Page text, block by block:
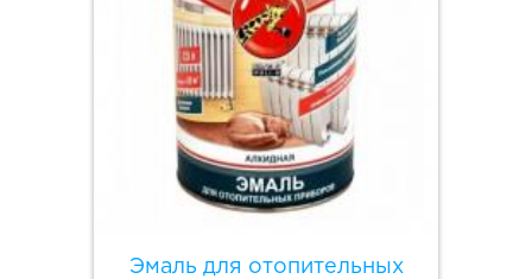
Эмаль для отопительных